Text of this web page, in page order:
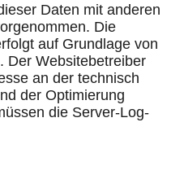
Daten mit anderen
Die
auf Grundlage von
Der Websitebetreiber
an der technisch
der Optimierung
die Server-Log-